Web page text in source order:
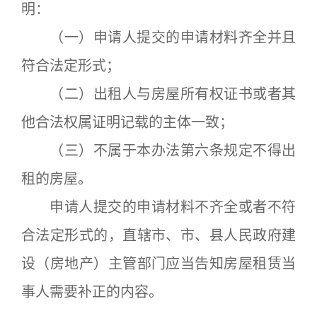
明：
（一）申请人提交的申请材料齐全并且
符合法定形式；
（二）出租人与房屋所有权证书或者其
他合法权属证明记载的主体一致；
（三）不属于本办法第六条规定不得出
租的房屋。
申请人提交的申请材料不齐全或者不符
合法定形式的，直辖市、市、县人民政府建
设（房地产）主管部门应当告知房屋租赁当
事人需要补正的内容。